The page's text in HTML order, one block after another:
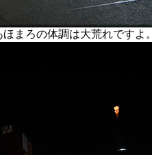
まろの体調は大荒れですよ。